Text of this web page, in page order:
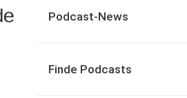
Podcast-News
Finde Podcasts